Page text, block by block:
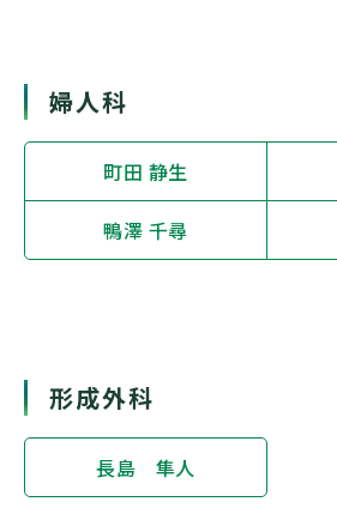
婦人科
町田 静生
鴨澤 千尋
形成外科
長島 隼人